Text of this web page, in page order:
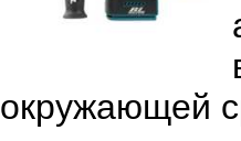
окружающей